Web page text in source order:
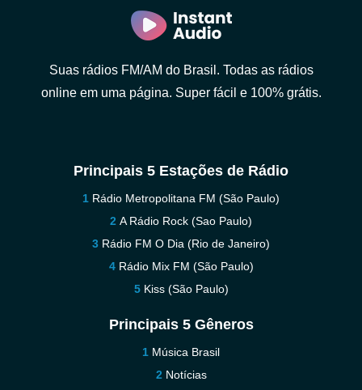
Suas rádios FM/AM do Brasil. Todas as rádios
online em uma página. Super fácil e 100% grátis.
Principais 5 Estações de Rádio
Rádio Metropolitana FM (São Paulo)
A Rádio Rock (Sao Paulo)
Rádio FM O Dia (Rio de Janeiro)
Rádio Mix FM (São Paulo)
Kiss (São Paulo)
Principais 5 Gêneros
Música Brasil
Notícias